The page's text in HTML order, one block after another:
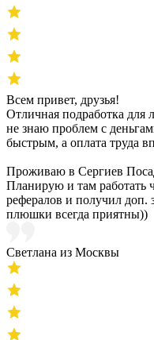
Всем привет, друзья!
Отличная подработка для
не знаю проблем с
быстрым, а оплата труда
Проживаю в Сергиев
Планирую и там работать
рефералов и получил доп.
плюшки всегда приятны))
Светлана из Москвы